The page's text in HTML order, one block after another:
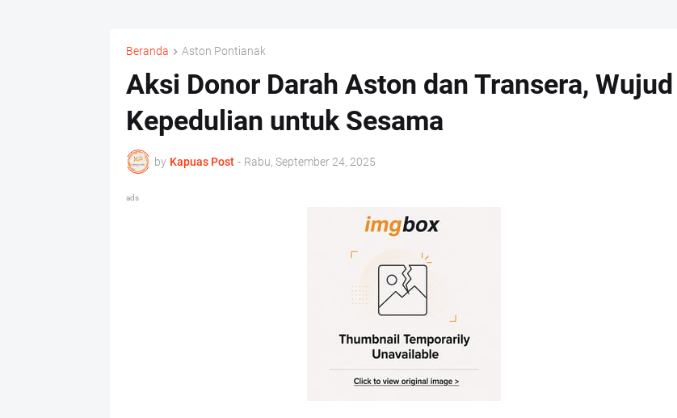
Beranda Aston Pontianak
Aksi Donor Darah Aston dan Transera, Wujud
Kepedulian untuk Sesama
by Kapuas Post - Rabu, September 24, 2025
ads